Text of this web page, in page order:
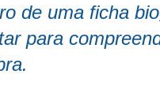
de uma ficha
para